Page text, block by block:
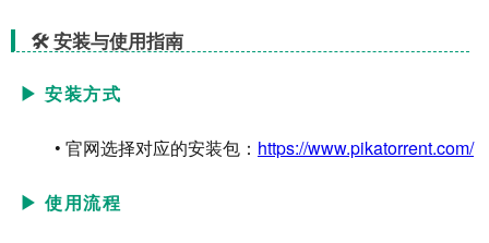
🛠 安装与使用指南
▶ 安装方式
• 官网选择对应的安装包： https://www.pikatorrent.com/
▶ 使用流程